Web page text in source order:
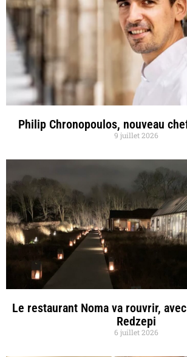
Philip Chronopoulos, nouveau
9 juillet 2026
Le restaurant Noma va rouvrir,
Redzepi
6 juillet 2026